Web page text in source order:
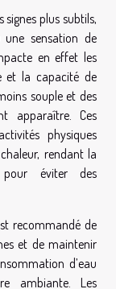
plus subtils,
sensation de
en effet les
et la capacité de
souple et des
apparaître. Ces
physiques
rendant la
pour éviter des
recommandé de
et de maintenir
d’eau
ambiante. Les